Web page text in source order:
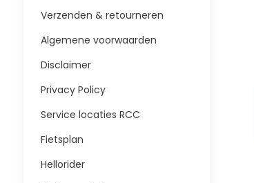
Verzenden & retourneren
Algemene voorwaarden
Disclaimer
Privacy Policy
Service locaties RCC
Fietsplan
Hellorider